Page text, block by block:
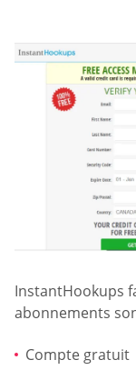
InstantHookups
abonnements
Compte gratuit